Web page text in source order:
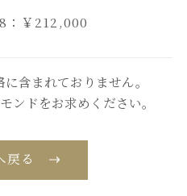
￥212,000
含まれておりません。
ンドをお求めください。
戻る